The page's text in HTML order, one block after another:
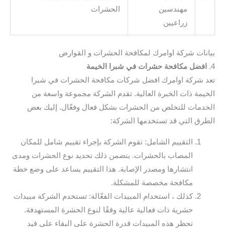
مهندسين
زراعيين
الحشرات
بيانات شركة اوامرك لمكافحة الحشرات و القوارض
4.
افضل مكافحة حشرات في شبرا الخيمة
تعد شركة اوامرك افضل شركات مكافحة الحشرات في شبرا
الخيمة ذات الخبرة العالية. تقدم الشركة مجموعة واسعة من
الخدمات للتخلص من الحشرات بشكل فعال وفعّال. إليك بعض
الطرق التي قد تستخدمها الشركة:
التقييم الشامل: تقوم الشركة بإجراء تقييم شامل للمكان
المصاب بالحشرات. يتضمن ذلك تحديد نوع الحشرات ومدى
انتشارها ومصدر الإصابة. هذا التقييم يساعد على وضع خطة
مكافحة مخصصة للمشكلة.
كذلك ، استخدام المبيدات الفعّالة: تستخدم الشركة مبيدات
حشرية ذات فعالية عالية وفقًا لنوع الحشرة المستهدفة.
تحظر هذه المبيدات قدرة الحشرة على البقاء على قيد